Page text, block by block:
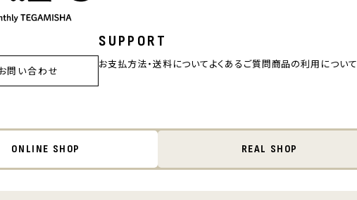
SUPPORT
お支払方法・送料についてよくあるご質問商品の利用について
問い合わせ
ONLINE SHOP REAL SHOP